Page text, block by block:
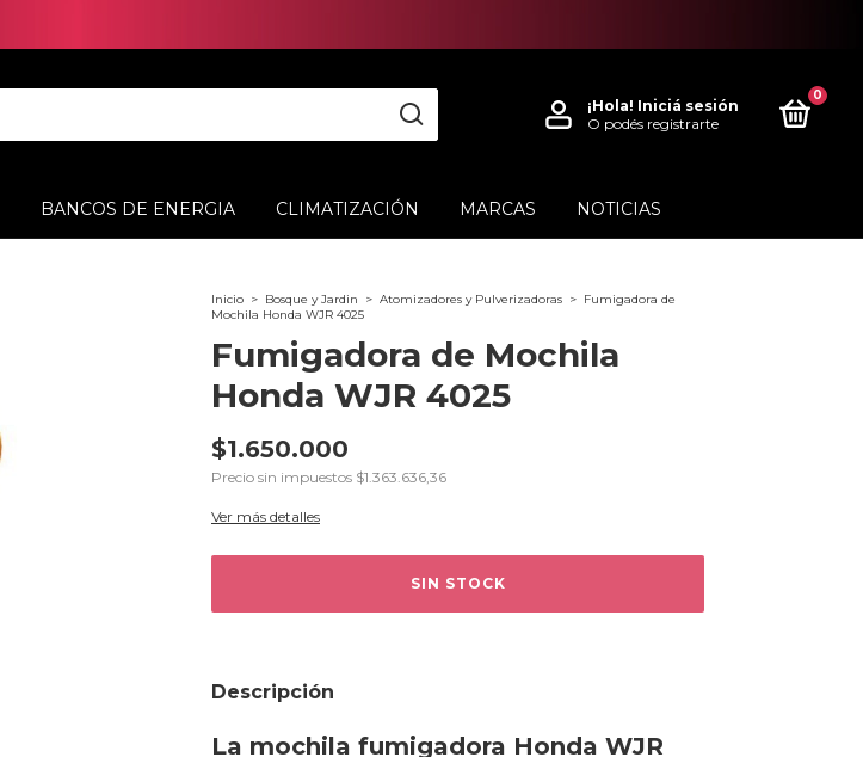
¡Hola! Iniciá sesión
O podés registrarte
0
BANCOS DE ENERGIA CLIMATIZACIÓN MARCAS NOTICIAS
Inicio > Bosque y Jardin > Atomizadores y Pulverizadoras > Fumigadora de
Mochila Honda WJR 4025
Fumigadora de Mochila
Honda WJR 4025
$1.650.000
Precio sin impuestos $1.363.636,36
Ver más detalles
Descripción
La mochila fumigadora Honda WJR